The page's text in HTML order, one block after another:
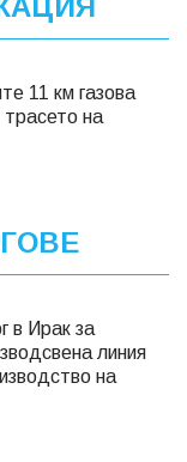
11 км газова
на
в Ирак за
линия
на